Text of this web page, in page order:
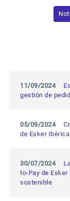
11/09/2024
gestión de
05/09/2024
de Esker Ibérica
30/07/2024
to-Pay de
sostenible